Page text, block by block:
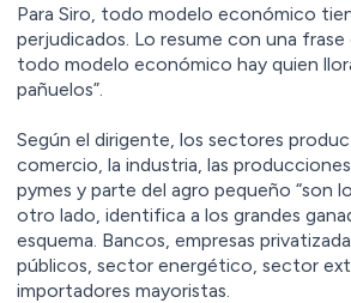
Para Siro, todo modelo económico
perjudicados. Lo resume con una
todo modelo económico hay quien
pañuelos”.
Según el dirigente, los sectores
comercio, la industria, las
pymes y parte del agro pequeño “son
otro lado, identifica a los grandes
esquema. Bancos, empresas
públicos, sector energético, sector
importadores mayoristas.